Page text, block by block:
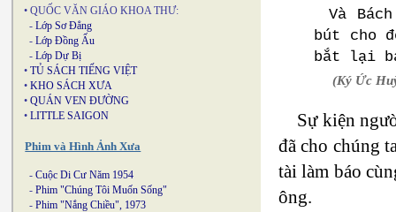
• QUỐC VĂN GIÁO KHOA THƯ:
- Lớp Sơ Đẳng
- Lớp Đồng Ấu
- Lớp Dự Bị
• TỦ SÁCH TIẾNG VIỆT
• KHO SÁCH XƯA
• QUÁN VEN ĐƯỜNG
• LITTLE SAIGON
Phim và Hình Ảnh Xưa
- Cuộc Di Cư Năm 1954
- Phim "Chúng Tôi Muốn Sống"
- Phim "Nắng Chiều", 1973
Và
bút cho
bắt lại
(Ký Ức
Sự kiện
đã cho chúng
tài làm báo
ông.